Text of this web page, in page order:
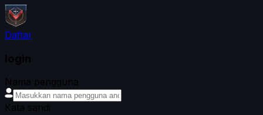
Daftar
login
Nama pengguna
Kata sandi